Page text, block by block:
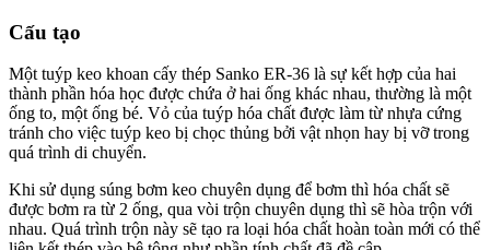
Cấu tạo
Một tuýp keo khoan cấy thép Sanko ER-36 là sự kết hợp của hai
thành phần hóa học được chứa ở hai ống khác nhau, thường là một
ống to, một ống bé. Vỏ của tuýp hóa chất được làm từ nhựa cứng
tránh cho việc tuýp keo bị chọc thủng bởi vật nhọn hay bị vỡ trong
quá trình di chuyển.
Khi sử dụng súng bơm keo chuyên dụng để bơm thì hóa chất sẽ
được bơm ra từ 2 ống, qua vòi trộn chuyên dụng thì sẽ hòa trộn với
nhau. Quá trình trộn này sẽ tạo ra loại hóa chất hoàn toàn mới có thể